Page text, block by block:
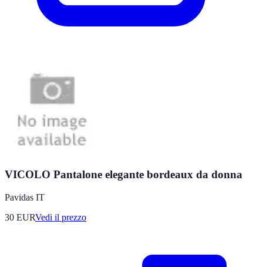
VICOLO Pantalone elegante bordeaux da donna
Pavidas IT
30 EURVedi il prezzo